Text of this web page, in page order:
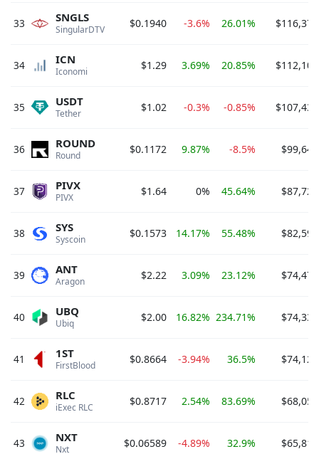
33 SingularDTV
SNGLS $0.1940 -3.6% 26.01%
34 Iconomi
ICN $1.29 3.69% 20.85%
35 Tether
USDT $1.02 -0.3% -0.85%
36 Round
ROUND $0.1172 9.87% -8.5%
37 PIVX
PIVX $1.64 0% 45.64%
38 Syscoin
SYS $0.1573 14.17% 55.48%
39 Aragon
ANT $2.22 3.09% 23.12%
40 Ubiq
UBQ $2.00 16.82% 234.71%
41 FirstBlood
1ST $0.8664 -3.94% 36.5%
42 iExec RLC
RLC $0.8717 2.54% 83.69%
43 Nxt
NXT $0.06589 -4.89% 32.9%